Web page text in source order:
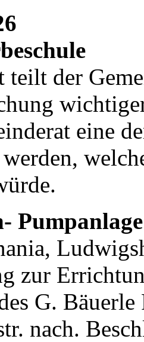
teilt der
eine
Pumpanlage
zur
G.
nach.